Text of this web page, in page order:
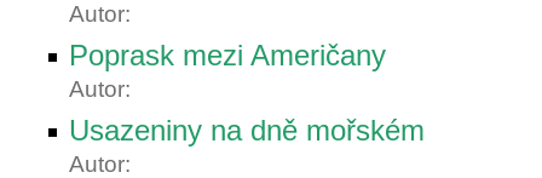
Autor:
Poprask mezi Američany
Autor:
Usazeniny na dně mořském
Autor: